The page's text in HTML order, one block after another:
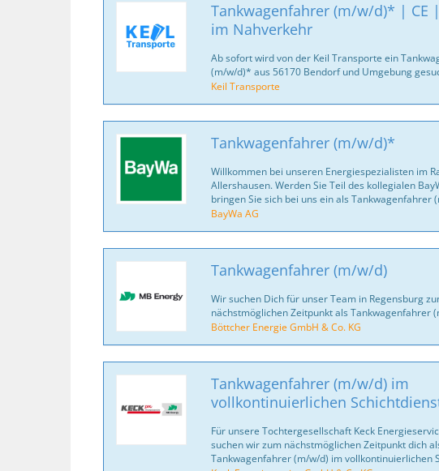
Tankwagenfahrer (m/w/d)* | CE
im Nahverkehr
Ab sofort wird von der Keil Transporte ein
(m/w/d)* aus 56170 Bendorf und Umgebung
Keil Transporte
Tankwagenfahrer (m/w/d)*
Willkommen bei unseren Energiespezialisten im
Allershausen. Werden Sie Teil des kollegialen
bringen Sie sich bei uns ein als Tankwagenfahrer
BayWa AG
Tankwagenfahrer (m/w/d)
Wir suchen Dich für unser Team in Regensburg
nächstmöglichen Zeitpunkt als Tankwagenfahrer
Böttcher Energie GmbH & Co. KG
Tankwagenfahrer (m/w/d) im
vollkontinuierlichen
Für unsere Tochtergesellschaft Keck
suchen wir zum nächst­mög­lichen Zeit­punkt dich
Tankwagenfahrer (m/w/d) im vollkontinuierlichen